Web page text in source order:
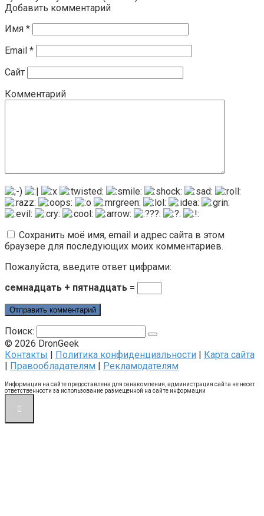
Добавить комментарий
Имя *
Email *
Сайт
Комментарий
Сохранить моё имя, email и адрес сайта в этом
браузере для последующих моих комментариев.
Пожалуйста, введите ответ цифрами:
семнадцать + пятнадцать =
Поиск:
© 2026 DronGeek
Контакты | Политика конфиденциальности | Карта сайта
| Правообладателям | Рекламодателям
Информация на сайте предоставлена для ознакомления, администрация сайта не несет
ответственности за использование размещенной на сайте информации